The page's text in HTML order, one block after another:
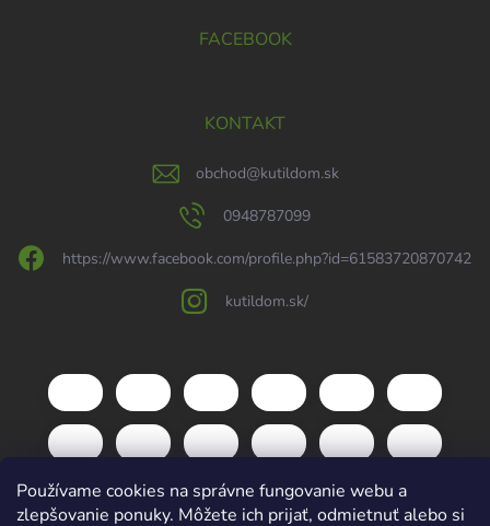
Používame cookies na správne fungovanie webu a
zlepšovanie ponuky. Môžete ich prijať, odmietnuť alebo si
FACEBOOK
KONTAKT
obchod@kutildom.sk
0948787099
https://www.facebook.com/profile.php?id=61583720870742
kutildom.sk/